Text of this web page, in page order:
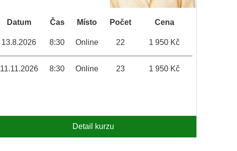
Datum Čas Místo Počet Cena
13.8.2026 8:30 Online 22 1 950 Kč
11.11.2026 8:30 Online 23 1 950 Kč
Detail kurzu